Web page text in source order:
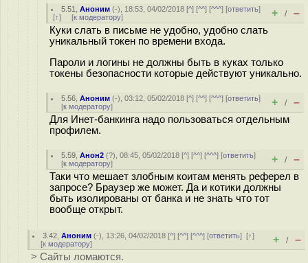
5.51 ,Аноним (-), 18:53, 04/02/2018 [^] [^^] [^^^] [ответить]
[↑] [к модератору] + / –
Куки слать в письме не удобно, удобно слать
уникальный токен по времени входа.
Пароли и логины не должны быть в куках только
токены безопасности которые действуют уникально.
5.56 ,Аноним (-), 03:12, 05/02/2018 [^] [^^] [^^^] [ответить]
[к модератору] + / –
Для Инет-банкинга надо пользоваться отдельным
профилем.
5.59 ,Анон2 (?), 08:45, 05/02/2018 [^] [^^] [^^^] [ответить]
[к модератору] + / –
Таки что мешает злобным коитам менять реферел в
запросе? Браузер же может. Да и котики должны
быть изолированы от банка и не знать что тот
вообще открыт.
3.42 ,Аноним (-), 13:26, 04/02/2018 [^] [^^] [^^^] [ответить][↑]
[к модератору] + / –
> Сайты ломаются.